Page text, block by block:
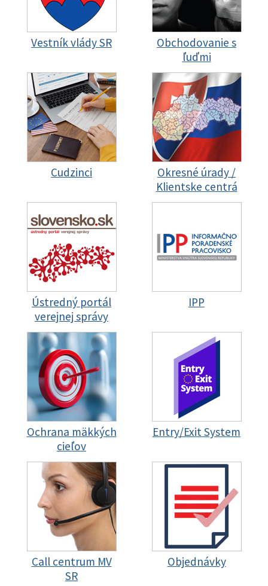
Vestník vlády SR
Obchodovanie s
ľuďmi
Cudzinci
Okresné úrady /
Klientske centrá
Ústredný portál
verejnej správy
IPP
Ochrana mäkkých
cieľov
Entry/Exit System
Call centrum MV
SR
Objednávky